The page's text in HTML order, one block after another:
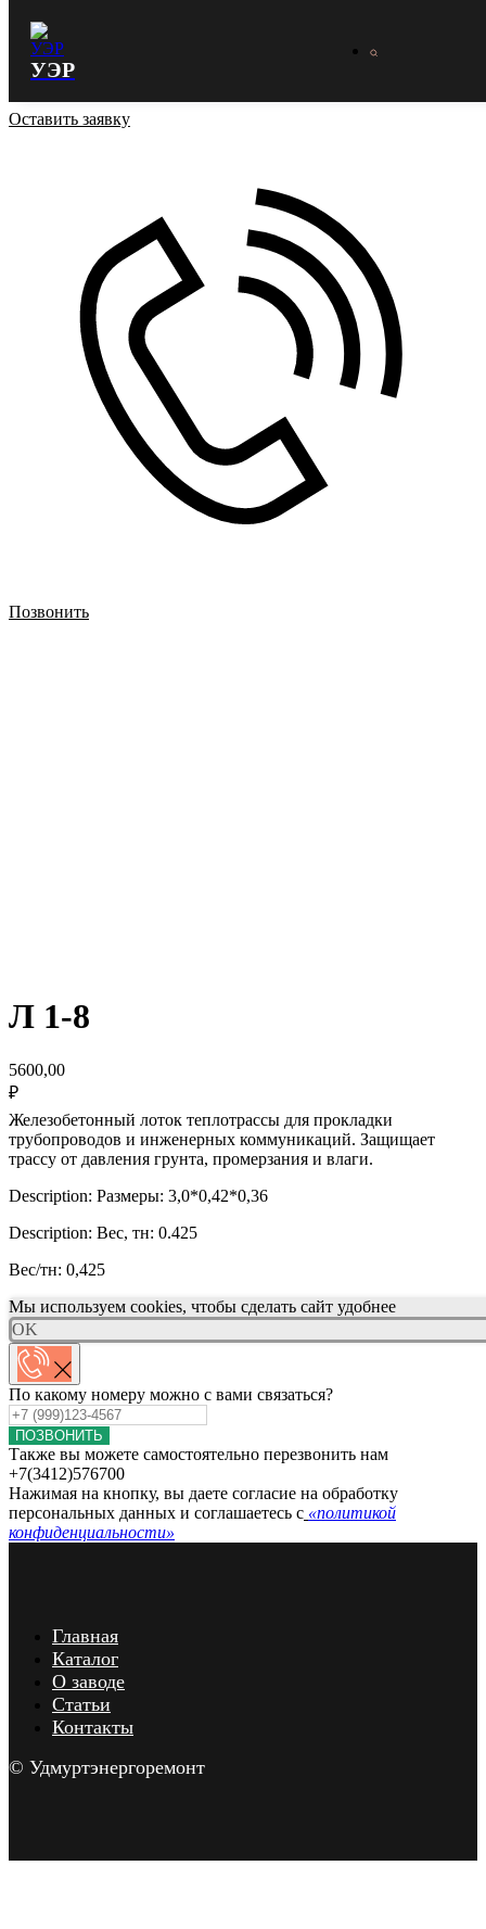
УЭР
Оставить заявку
Позвонить
Л 1-8
5600,00
₽
Железобетонный лоток теплотрассы для прокладки
трубопроводов и инженерных коммуникаций. Защищает
трассу от давления грунта, промерзания и влаги.
Description: Размеры: 3,0*0,42*0,36
Description: Вес, тн: 0.425
Вес/тн: 0,425
Мы используем cookies, чтобы сделать сайт удобнее
OK
По какому номеру можно с вами связаться?
ПОЗВОНИТЬ
Также вы можете самостоятельно перезвонить нам
+7(3412)576700
Нажимая на кнопку, вы даете согласие на обработку
персональных данных и соглашаетесь c «политикой
конфиденциальности»
Главная
Каталог
О заводе
Статьи
Контакты
© Удмуртэнергоремонт